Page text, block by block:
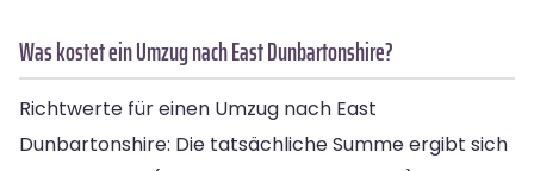
Was kostet ein Umzug nach East Dunbartonshire?
Richtwerte für einen Umzug nach East
Dunbartonshire: Die tatsächliche Summe ergibt sich